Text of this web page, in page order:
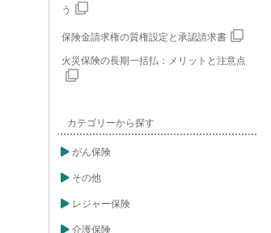
う
保険金請求権の質権設定と承認請求書
火災保険の長期一括払：メリットと注意点
カテゴリーから探す
がん保険
その他
レジャー保険
介護保険